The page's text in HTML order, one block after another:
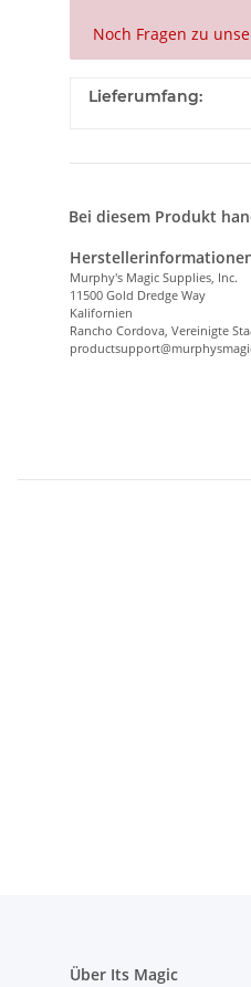
Noch Fragen zu
Lieferumfang:
Bei diesem Produkt
Murphy's Magic Supplies, Inc.
11500 Gold Dredge Way
Kalifornien
Rancho Cordova, Vereinigte
Über Its Magic